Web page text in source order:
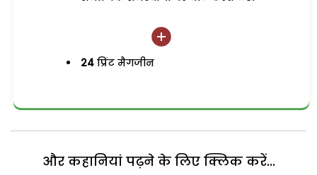
24 प्रिंट मैगजीन
और कहानियां पढ़ने के लिए क्लिक करें...